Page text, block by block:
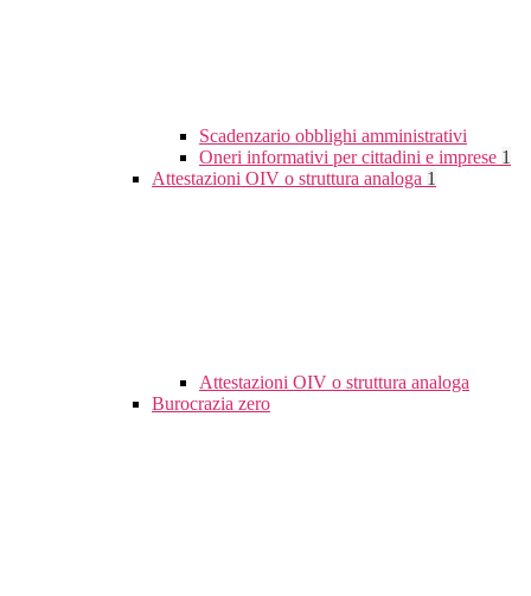
Scadenzario obblighi amministrativi
Oneri informativi per cittadini e imprese 1
Attestazioni OIV o struttura analoga 1
Attestazioni OIV o struttura analoga
Burocrazia zero